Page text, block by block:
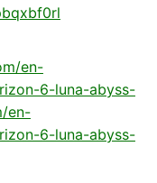
en-
6-luna-abyss-
en-
6-luna-abyss-